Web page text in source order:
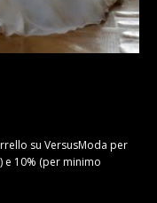
su VersusModa per
e 10% (per minimo